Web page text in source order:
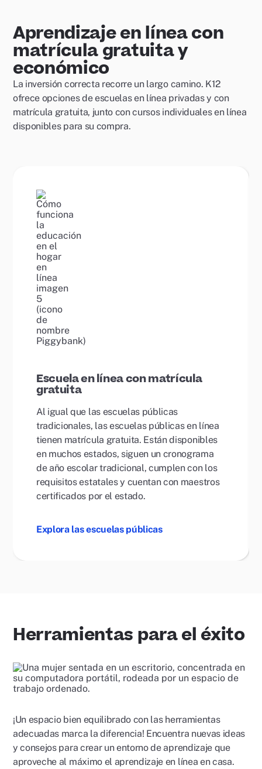
Aprendizaje en línea con
matrícula gratuita y
económico
La inversión correcta recorre un largo camino. K12
ofrece opciones de escuelas en línea privadas y con
matrícula gratuita, junto con cursos individuales en línea
disponibles para su compra.
Escuela en línea con matrícula
gratuita
Al igual que las escuelas públicas
tradicionales, las escuelas públicas en línea
tienen matrícula gratuita. Están disponibles
en muchos estados, siguen un cronograma
de año escolar tradicional, cumplen con los
requisitos estatales y cuentan con maestros
certificados por el estado.
Explora las escuelas públicas
Herramientas para el éxito
¡Un espacio bien equilibrado con las herramientas
adecuadas marca la diferencia! Encuentra nuevas ideas
y consejos para crear un entorno de aprendizaje que
aproveche al máximo el aprendizaje en línea en casa.